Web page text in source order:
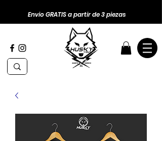
Envio GRATIS a partir de 3 piezas